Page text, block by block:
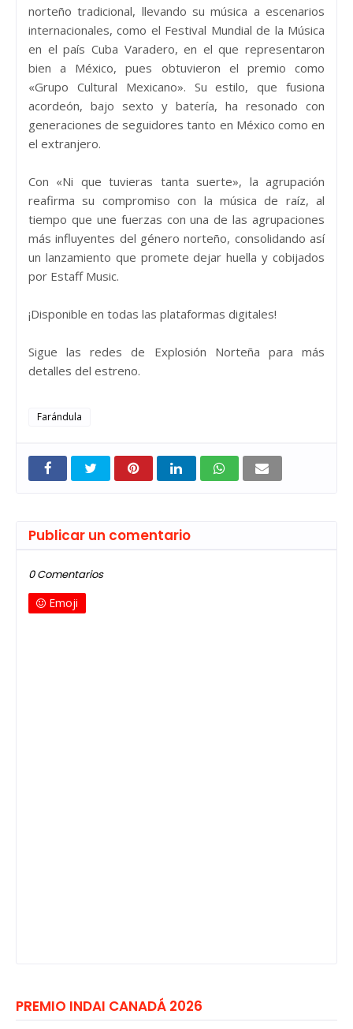
norteño tradicional, llevando su música a escenarios
internacionales, como el Festival Mundial de la Música
en el país Cuba Varadero, en el que representaron
bien a México, pues obtuvieron el premio como
«Grupo Cultural Mexicano». Su estilo, que fusiona
acordeón, bajo sexto y batería, ha resonado con
generaciones de seguidores tanto en México como en
el extranjero.
Con «Ni que tuvieras tanta suerte», la agrupación
reafirma su compromiso con la música de raíz, al
tiempo que une fuerzas con una de las agrupaciones
más influyentes del género norteño, consolidando así
un lanzamiento que promete dejar huella y cobijados
por Estaff Music.
¡Disponible en todas las plataformas digitales!
Sigue las redes de Explosión Norteña para más
detalles del estreno.
Farándula
Publicar un comentario
0 Comentarios
Emoji
PREMIO INDAI CANADÁ 2026